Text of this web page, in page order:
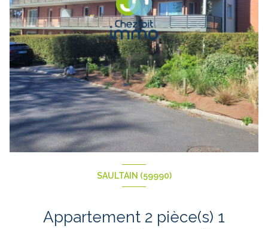
SAULTAIN (59990)
Appartement 2 pièce(s) 1